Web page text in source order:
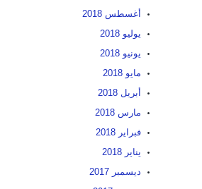
أغسطس 2018
يوليو 2018
يونيو 2018
مايو 2018
أبريل 2018
مارس 2018
فبراير 2018
يناير 2018
ديسمبر 2017